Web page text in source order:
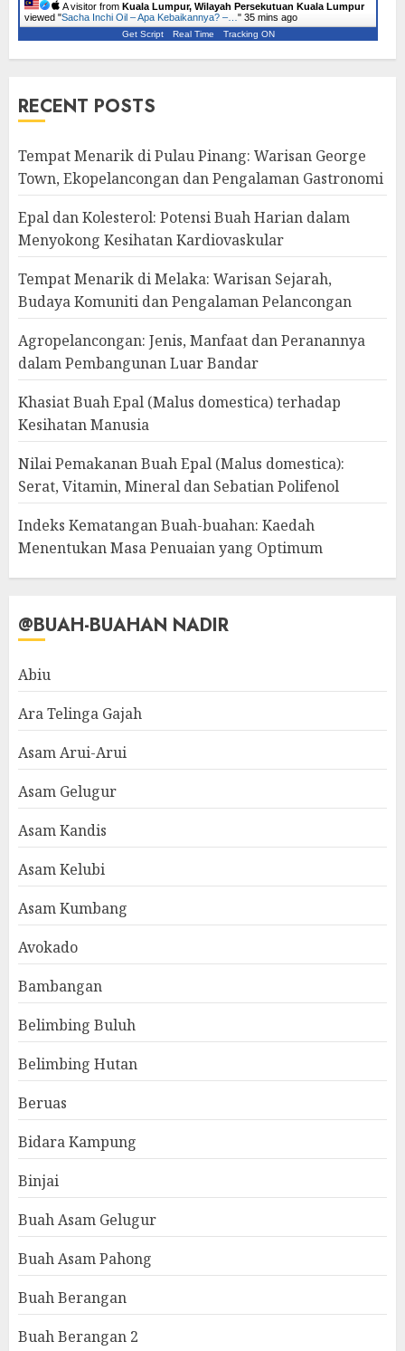
A visitor from Kuala Lumpur, Wilayah Persekutuan Kuala Lumpur
viewed "Sacha Inchi Oil – Apa Kebaikannya? –… " 35 mins ago
Get Script Real Time Tracking ON
RECENT POSTS
Tempat Menarik di Pulau Pinang: Warisan George
Town, Ekopelancongan dan Pengalaman Gastronomi
Epal dan Kolesterol: Potensi Buah Harian dalam
Menyokong Kesihatan Kardiovaskular
Tempat Menarik di Melaka: Warisan Sejarah,
Budaya Komuniti dan Pengalaman Pelancongan
Agropelancongan: Jenis, Manfaat dan Peranannya
dalam Pembangunan Luar Bandar
Khasiat Buah Epal (Malus domestica) terhadap
Kesihatan Manusia
Nilai Pemakanan Buah Epal (Malus domestica):
Serat, Vitamin, Mineral dan Sebatian Polifenol
Indeks Kematangan Buah-buahan: Kaedah
Menentukan Masa Penuaian yang Optimum
@BUAH-BUAHAN NADIR
Abiu
Ara Telinga Gajah
Asam Arui-Arui
Asam Gelugur
Asam Kandis
Asam Kelubi
Asam Kumbang
Avokado
Bambangan
Belimbing Buluh
Belimbing Hutan
Beruas
Bidara Kampung
Binjai
Buah Asam Gelugur
Buah Asam Pahong
Buah Berangan
Buah Berangan 2